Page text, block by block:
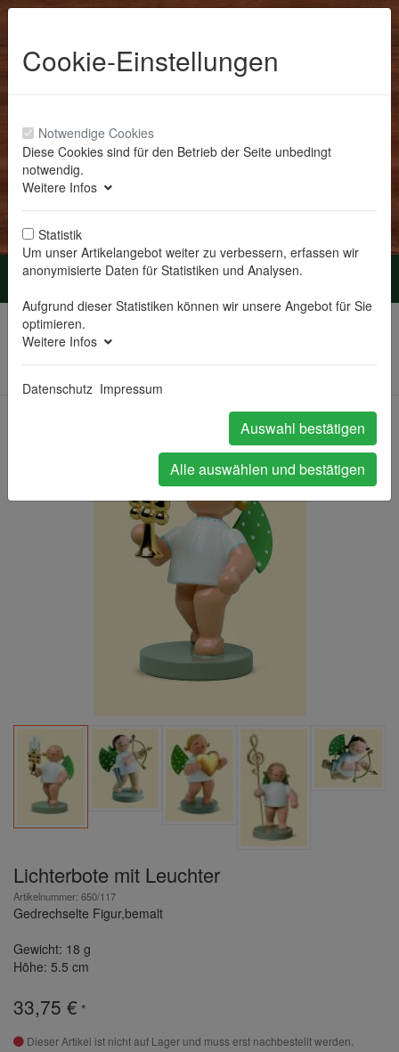
Menü
Sie sind hier:
Lichterbote mit Leuchter
Artikelnummer: 650/117
Gedrechselte Figur,bemalt
Gewicht: 18 g
Höhe: 5.5 cm
33,75 € *
Dieser Artikel ist nicht auf Lager und muss erst nachbestellt werden.
Cookie-Einstellungen
Notwendige Cookies
Diese Cookies sind für den Betrieb der Seite unbedingt
notwendig.
Weitere Infos
Statistik
Um unser Artikelangebot weiter zu verbessern, erfassen wir
anonymisierte Daten für Statistiken und Analysen.
Aufgrund dieser Statistiken können wir unsere Angebot für Sie
optimieren.
Weitere Infos
Datenschutz Impressum
Auswahl bestätigen
Alle auswählen und bestätigen